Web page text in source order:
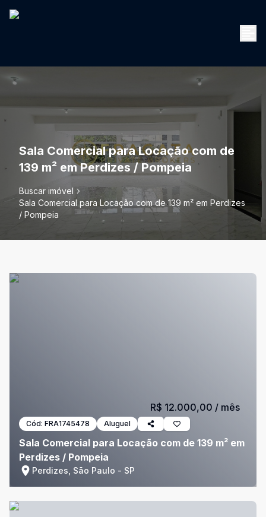
Sala Comercial para Locação com de
139 m² em Perdizes / Pompeia
Buscar imóvel
Sala Comercial para Locação com de 139 m² em Perdizes
/ Pompeia
Cód: FRA1745478 Aluguel
Sala Comercial para Locação com de 139 m² em
Perdizes / Pompeia
Perdizes, São Paulo - SP
R$ 12.000,00 / mês